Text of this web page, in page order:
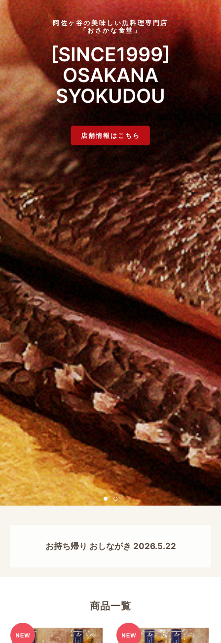
阿佐ヶ谷の美味しい魚料理専門店
「おさかな食堂」
[SINCE1999]
OSAKANA
SYOKUDOU
店舗情報はこちら
お持ち帰り おしながき 2026.5.22
商品一覧